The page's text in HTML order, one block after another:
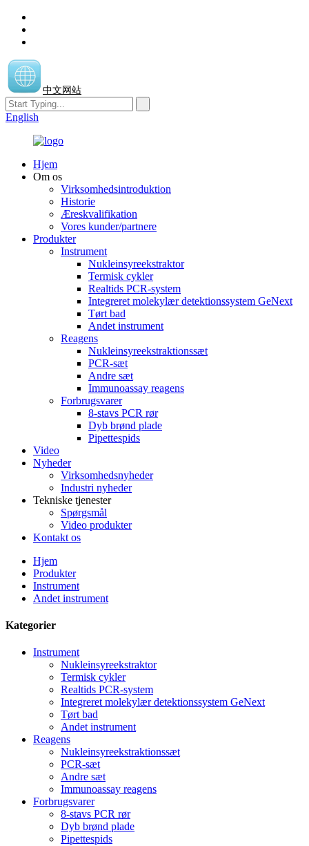
中文网站
English
Hjem
Om os
Virksomhedsintroduktion
Historie
Æreskvalifikation
Vores kunder/partnere
Produkter
Instrument
Nukleinsyreekstraktor
Termisk cykler
Realtids PCR-system
Integreret molekylær detektionssystem GeNext
Tørt bad
Andet instrument
Reagens
Nukleinsyreekstraktionssæt
PCR-sæt
Andre sæt
Immunoassay reagens
Forbrugsvarer
8-stavs PCR rør
Dyb brønd plade
Pipettespids
Video
Nyheder
Virksomhedsnyheder
Industri nyheder
Tekniske tjenester
Spørgsmål
Video produkter
Kontakt os
Hjem
Produkter
Instrument
Andet instrument
Kategorier
Instrument
Nukleinsyreekstraktor
Termisk cykler
Realtids PCR-system
Integreret molekylær detektionssystem GeNext
Tørt bad
Andet instrument
Reagens
Nukleinsyreekstraktionssæt
PCR-sæt
Andre sæt
Immunoassay reagens
Forbrugsvarer
8-stavs PCR rør
Dyb brønd plade
Pipettespids